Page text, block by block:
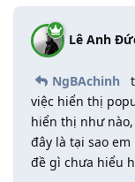
Lê Anh
NgBAchinh
việc hiển thị
hiển thị như
đây là tại sao
đề gì chưa hiểu